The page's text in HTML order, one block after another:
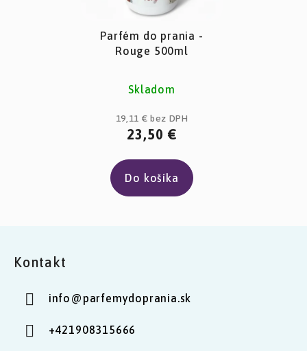
Parfém do prania -
Rouge 500ml
hodnotenie
produktu
je
Skladom
19,11 € bez DPH
23,50 €
Do košíka
Kontakt
info @parfemydoprania.sk
+421908315666